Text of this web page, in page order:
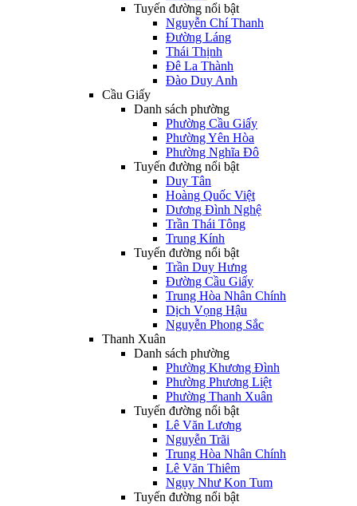
Tuyến đường nổi bật
Nguyễn Chí Thanh
Đường Láng
Thái Thịnh
Đê La Thành
Đào Duy Anh
Cầu Giấy
Danh sách phường
Phường Cầu Giấy
Phường Yên Hòa
Phường Nghĩa Đô
Tuyến đường nổi bật
Duy Tân
Hoàng Quốc Việt
Dương Đình Nghệ
Trần Thái Tông
Trung Kính
Tuyến đường nổi bật
Trần Duy Hưng
Đường Cầu Giấy
Trung Hòa Nhân Chính
Dịch Vọng Hậu
Nguyễn Phong Sắc
Thanh Xuân
Danh sách phường
Phường Khương Đình
Phường Phương Liệt
Phường Thanh Xuân
Tuyến đường nổi bật
Lê Văn Lương
Nguyễn Trãi
Trung Hòa Nhân Chính
Lê Văn Thiêm
Ngụy Như Kon Tum
Tuyến đường nổi bật